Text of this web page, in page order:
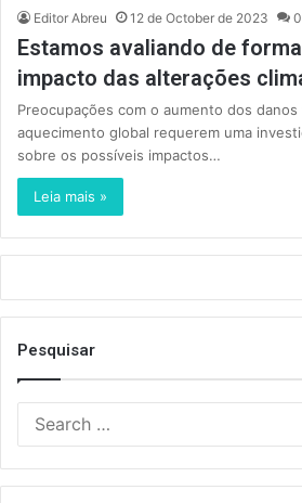
Editor Abreu 12 de October de 2023 0
Estamos avaliando de
impacto das alterações
Preocupações com o aumento dos
aquecimento global requerem uma
sobre os possíveis impactos…
Leia mais »
Pesquisar